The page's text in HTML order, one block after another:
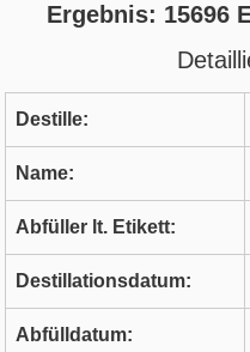
Ergebnis: 15696
Destille:
Name:
Abfüller lt. Etikett:
Destillationsdatum:
Abfülldatum: